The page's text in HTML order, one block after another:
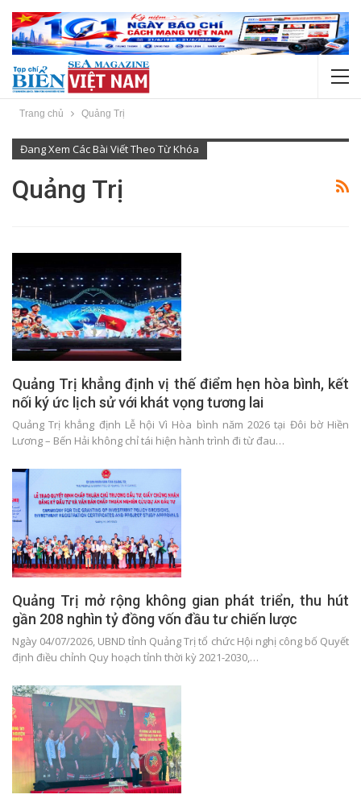
Trang chủ Quảng Trị
Đang Xem Các Bài Viết Theo Từ Khóa
Quảng Trị
Quảng Trị khẳng định vị thế điểm hẹn hòa bình, kết
nối ký ức lịch sử với khát vọng tương lai
Quảng Trị khẳng định Lễ hội Vì Hòa bình năm 2026 tại Đôi bờ Hiền
Lương – Bến Hải không chỉ tái hiện hành trình đi từ đau…
Quảng Trị mở rộng không gian phát triển, thu hút
gần 208 nghìn tỷ đồng vốn đầu tư chiến lược
Ngày 04/07/2026, UBND tỉnh Quảng Trị tổ chức Hội nghị công bố Quyết
định điều chỉnh Quy hoạch tỉnh thời kỳ 2021-2030,…